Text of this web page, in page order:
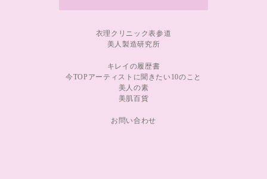
衣理クリニック表参道
美人製造研究所
キレイの履歴書
今TOPアーティストに聞きたい10のこと
美人の素
美肌百貨
お問い合わせ